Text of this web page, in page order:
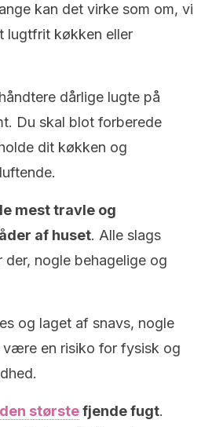
kan det virke som om, vi
lugtfrit køkken eller
dårlige lugte på
Du skal blot forberede
dit køkken og
mest travle og
af huset. Alle slags
der, nogle behagelige og
og laget af snavs, nogle
være en risiko for fysisk og
størstefjende fugt.